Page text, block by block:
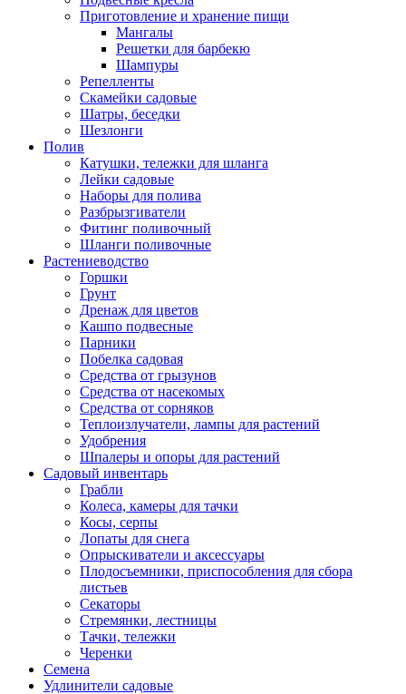
Приготовление и хранение пищи
Мангалы
Решетки для барбекю
Шампуры
Репелленты
Скамейки садовые
Шатры, беседки
Шезлонги
Полив
Катушки, тележки для шланга
Лейки садовые
Наборы для полива
Разбрызгиватели
Фитинг поливочный
Шланги поливочные
Растениеводство
Горшки
Грунт
Дренаж для цветов
Кашпо подвесные
Парники
Побелка садовая
Средства от грызунов
Средства от насекомых
Средства от сорняков
Теплоизлучатели, лампы для растений
Удобрения
Шпалеры и опоры для растений
Садовый инвентарь
Грабли
Колеса, камеры для тачки
Косы, серпы
Лопаты для снега
Опрыскиватели и аксессуары
Плодосъемники, приспособления для сбора
листьев
Секаторы
Стремянки, лестницы
Тачки, тележки
Черенки
Семена
Удлинители садовые